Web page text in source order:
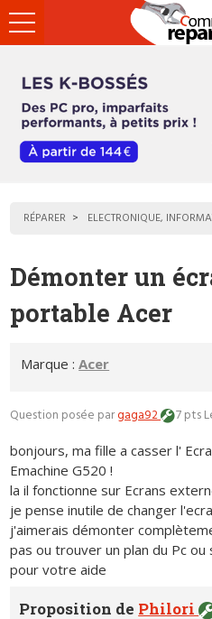
Ouvrir
le
RÉPARER ELECTRONIQUE,
Démonter un
portable Acer
Marque :Acer
Question posée pargaga92 7 pts
bonjours, ma fille a casser l'
Emachine G520 !
la il fonctionne sur Ecrans
je pense inutile de changer
j'aimerais démonter
pas ou trouver un plan du Pc
pour votre aide
Proposition de Philori